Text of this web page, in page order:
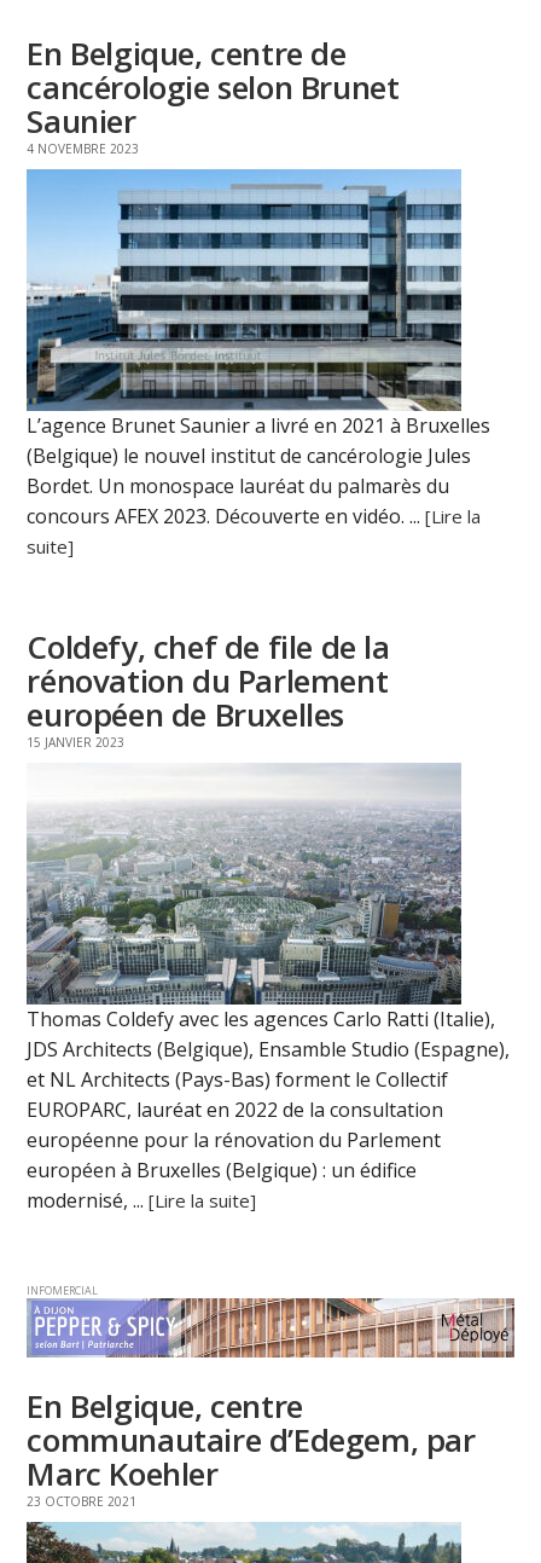
En Belgique, centre de
cancérologie selon Brunet
Saunier
4 NOVEMBRE 2023
L’agence Brunet Saunier a livré en 2021 à Bruxelles
(Belgique) le nouvel institut de cancérologie Jules
Bordet. Un monospace lauréat du palmarès du
concours AFEX 2023. Découverte en vidéo. ...[Lire la
suite]
Coldefy, chef de file de la
rénovation du Parlement
européen de Bruxelles
15 JANVIER 2023
Thomas Coldefy avec les agences Carlo Ratti (Italie),
JDS Architects (Belgique), Ensamble Studio (Espagne),
et NL Architects (Pays-Bas) forment le Collectif
EUROPARC, lauréat en 2022 de la consultation
européenne pour la rénovation du Parlement
européen à Bruxelles (Belgique) : un édifice
modernisé, ...[Lire la suite]
INFOMERCIAL
En Belgique, centre
communautaire d’Edegem, par
Marc Koehler
23 OCTOBRE 2021